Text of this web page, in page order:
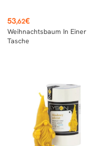
Preis
53,62€
Weihnachtsbaum In Einer
Tasche